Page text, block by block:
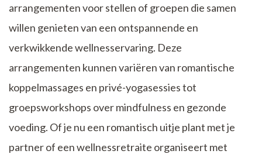
arrangementen voor stellen of groepen die samen
willen genieten van een ontspannende en
verkwikkende wellnesservaring. Deze
arrangementen kunnen variëren van romantische
koppelmassages en privé-yogasessies tot
groepsworkshops over mindfulness en gezonde
voeding. Of je nu een romantisch uitje plant met je
partner of een wellnessretraite organiseert met